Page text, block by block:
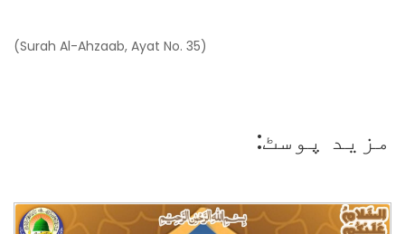
(Surah Al-Ahzaab, Ayat No. 35)
مزید پوسٹ: